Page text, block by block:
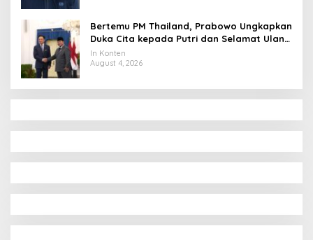
Bertemu PM Thailand, Prabowo Ungkapkan
Duka Cita kepada Putri dan Selamat Ulang
Tahun ke Raja Thailand
In Konten
August 4, 2026